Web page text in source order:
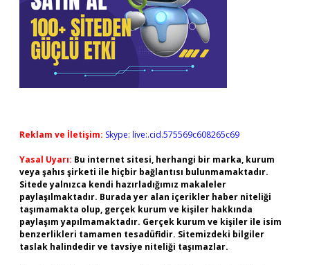
Reklam ve İletişim: Skype: live:.cid.575569c608265c69
Yasal Uyarı: Bu internet sitesi, herhangi bir marka, kurum
veya şahıs şirketi ile hiçbir bağlantısı bulunmamaktadır.
Sitede yalnızca kendi hazırladığımız makaleler
paylaşılmaktadır. Burada yer alan içerikler haber niteliği
taşımamakta olup, gerçek kurum ve kişiler hakkında
paylaşım yapılmamaktadır. Gerçek kurum ve kişiler ile isim
benzerlikleri tamamen tesadüfidir. Sitemizdeki bilgiler
taslak halindedir ve tavsiye niteliği taşımazlar.